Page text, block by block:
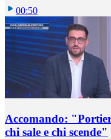
00:50
Accomando:
chi sale e chi scende"